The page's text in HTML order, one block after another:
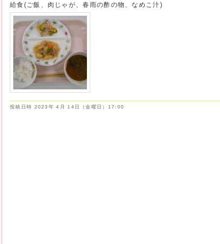
給食(ご飯、肉じゃが、春雨の酢の物、なめこ汁)
投稿日時 2023年 4月 14日（金曜日）17:00